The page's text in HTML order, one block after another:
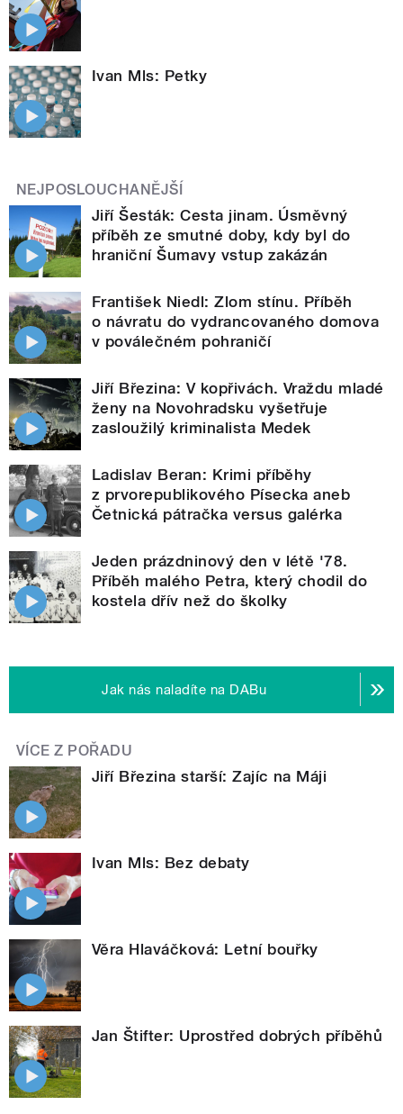
Ivan Mls: Petky
NEJPOSLOUCHANĚJŠÍ
Jiří Šesták: Cesta jinam. Úsměvný
příběh ze smutné doby, kdy byl do
hraniční Šumavy vstup zakázán
František Niedl: Zlom stínu. Příběh
o návratu do vydrancovaného domova
v poválečném pohraničí
Jiří Březina: V kopřivách. Vraždu mladé
ženy na Novohradsku vyšetřuje
zasloužilý kriminalista Medek
Ladislav Beran: Krimi příběhy
z prvorepublikového Písecka aneb
Četnická pátračka versus galérka
Jeden prázdninový den v létě '78.
Příběh malého Petra, který chodil do
kostela dřív než do školky
Jak nás naladíte na DABu
VÍCE Z POŘADU
Jiří Březina starší: Zajíc na Máji
Ivan Mls: Bez debaty
Věra Hlaváčková: Letní bouřky
Jan Štifter: Uprostřed dobrých příběhů